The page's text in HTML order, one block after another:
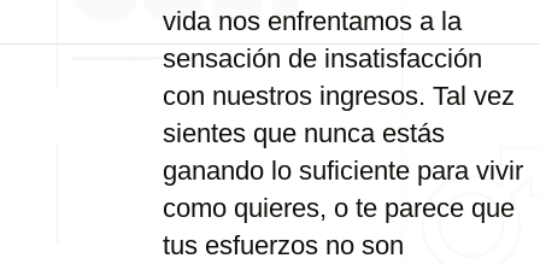
vida nos enfrentamos a la
sensación de insatisfacción
con nuestros ingresos. Tal vez
sientes que nunca estás
ganando lo suficiente para vivir
como quieres, o te parece que
tus esfuerzos no son